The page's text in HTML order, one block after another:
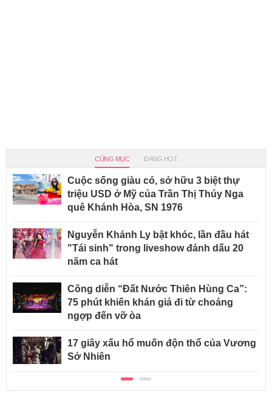
CÙNG MỤC ĐANG HOT
Cuộc sống giàu có, sở hữu 3 biệt thự
triệu USD ở Mỹ của Trần Thị Thúy Nga
quê Khánh Hòa, SN 1976
Nguyễn Khánh Ly bật khóc, lần đầu hát
"Tái sinh" trong liveshow đánh dấu 20
năm ca hát
Công diễn “Đất Nước Thiên Hùng Ca”:
75 phút khiến khán giả đi từ choáng
ngợp đến vỡ òa
17 giây xấu hổ muốn độn thổ của Vương
Sở Nhiên